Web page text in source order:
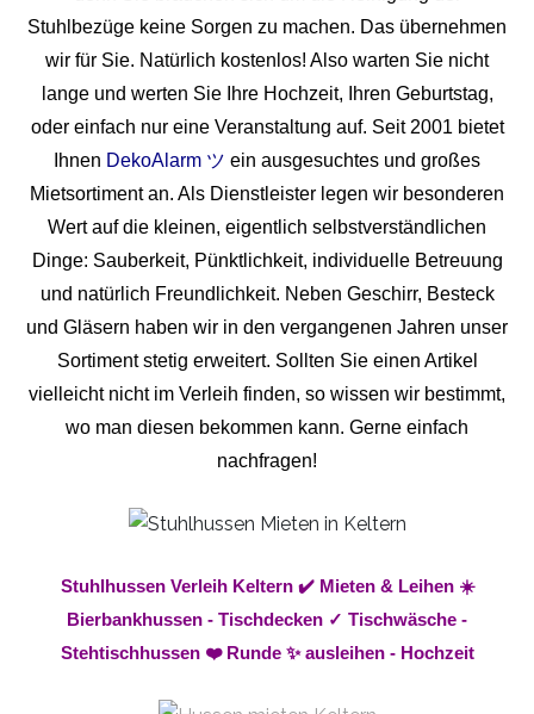
Stuhlbezüge keine Sorgen zu machen. Das übernehmen
wir für Sie. Natürlich kostenlos! Also warten Sie nicht
lange und werten Sie Ihre Hochzeit, Ihren Geburtstag,
oder einfach nur eine Veranstaltung auf. Seit 2001 bietet
Ihnen DekoAlarm ツ ein ausgesuchtes und großes
Mietsortiment an. Als Dienstleister legen wir besonderen
Wert auf die kleinen, eigentlich selbstverständlichen
Dinge: Sauberkeit, Pünktlichkeit, individuelle Betreuung
und natürlich Freundlichkeit. Neben Geschirr, Besteck
und Gläsern haben wir in den vergangenen Jahren unser
Sortiment stetig erweitert. Sollten Sie einen Artikel
vielleicht nicht im Verleih finden, so wissen wir bestimmt,
wo man diesen bekommen kann. Gerne einfach
nachfragen!
Stuhlhussen Verleih Keltern ✔️ Mieten & Leihen ☀️
Bierbankhussen - Tischdecken ✓ Tischwäsche -
Stehtischhussen ❤️ Runde ✨ ausleihen - Hochzeit